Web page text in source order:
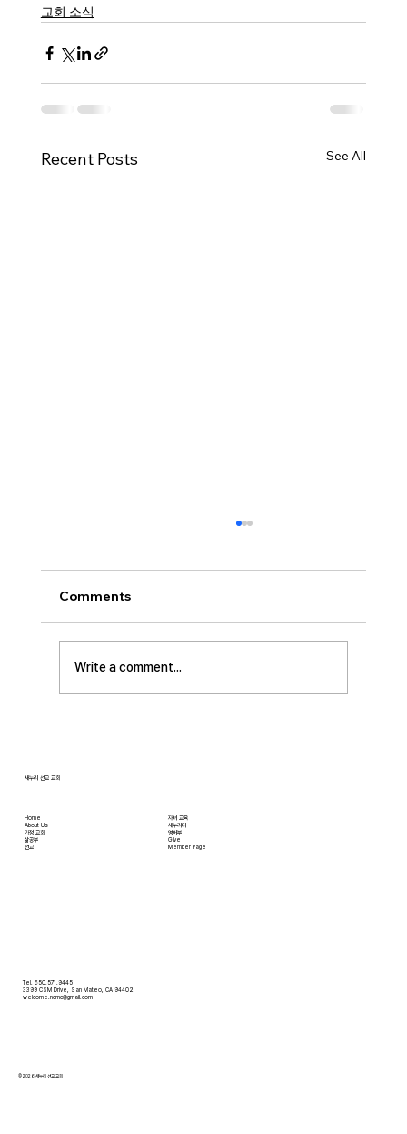
교회 소식
Recent Posts See All
• 서대석 목자 단기 선교 8월 1일부터 13일까지
이스라엘 단기 선교를 다녀옵니다. 관심과 기도
부탁 드립니다. • 가정교회 평신도 세미나 등록
평신도 세미나가 어스틴 늘푸른교회에서 9월 25
일부터 27일까지 있습니다. 등록마감은 8월 7일
Comments
Write a comment...
Home
About Us
​가정 교회
​삶공부
​선교
자녀 교육
새누리터
영어부
Give
Member Page
Tel. 650.571.9445
3399 CSM Drive, San Mateo, CA 94402
welcome.ncmc@gmail.com
© 2026 새누리 선교 교회
새누리 선교 교회